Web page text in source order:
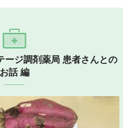
ージ調剤薬局 患者さんとの
お話 編